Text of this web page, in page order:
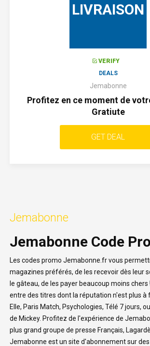
LIVRAISON
VERIFY
DEALS
Jemabonne
Profitez en ce moment de
Gratiute
GET DEAL
Jemabonne
Jemabonne Code
Les codes promo Jemabonne.fr vous
magazines préférés, de les recevoir dès leur
le gâteau, de les payer beaucoup moins
entre des titres dont la réputation n'est plus à
Elle, Paris Match, Psychologies, Télé 7 jours,
de Mickey. Profitez de l'expérience de
plus grand groupe de presse Français,
Jemabonne est un site d'abonnement sur